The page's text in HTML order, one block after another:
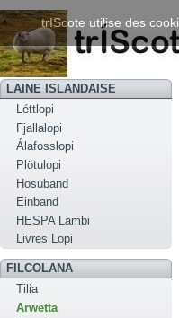
LAINE ISLANDAISE
Léttlopi
Fjallalopi
Álafosslopi
Plötulopi
Hosuband
Einband
HESPA Lambi
Livres Lopi
FILCOLANA
Tilia
Arwetta
trIScote utilise des